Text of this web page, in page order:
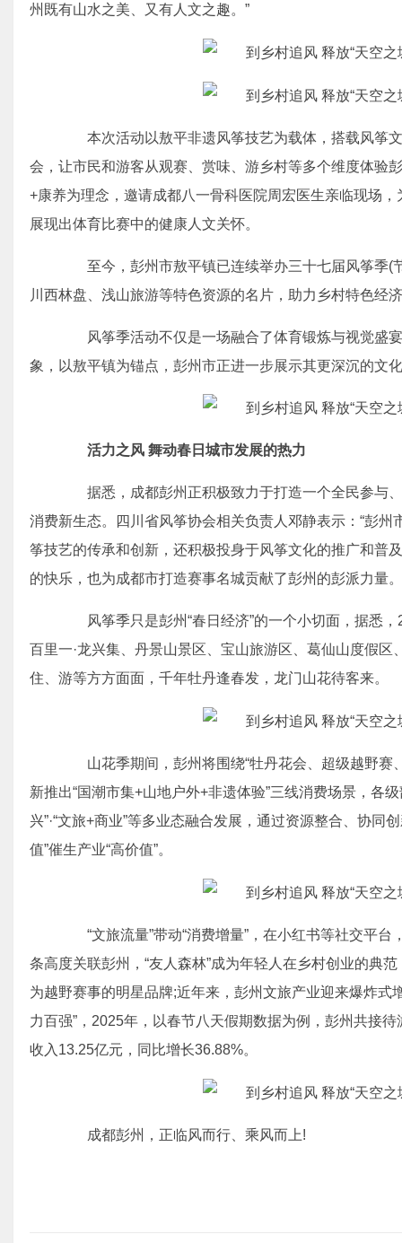
州既有山水之美、又有人文之趣。”
本次活动以敖平非遗风筝技艺为载体，搭载风筝
会，让市民和游客从观赛、赏味、游乡村等多个维度体验
+康养为理念，邀请成都八一骨科医院周宏医生亲临现场
展现出体育比赛中的健康人文关怀。
至今，彭州市敖平镇已连续举办三十七届风筝季(
川西林盘、浅山旅游等特色资源的名片，助力乡村特色经
风筝季活动不仅是一场融合了体育锻炼与视觉盛
象，以敖平镇为锚点，彭州市正进一步展示其更深沉的文
活力之风 舞动春日城市发展的热力
据悉，成都彭州正积极致力于打造一个全民参与
消费新生态。四川省风筝协会相关负责人邓静表示：“彭
筝技艺的传承和创新，还积极投身于风筝文化的推广和普
的快乐，也为成都市打造赛事名城贡献了彭州的彭派力量。
风筝季只是彭州“春日经济”的一个小切面，据悉，
百里一·龙兴集、丹景山景区、宝山旅游区、葛仙山度假
住、游等方方面面，千年牡丹逢春发，龙门山花待客来。
山花季期间，彭州将围绕“牡丹花会、超级越野赛
新推出“国潮市集+山地户外+非遗体验”三线消费场景，各
兴”·“文旅+商业”等多业态融合发展，通过资源整合、协同
值”催生产业“高价值”。
“文旅流量”带动“消费增量”，在小红书等社交平台
条高度关联彭州，“友人森林”成为年轻人在乡村创业的典
为越野赛事的明星品牌;近年来，彭州文旅产业迎来爆炸式
力百强”，2025年，以春节八天假期数据为例，彭州共接
收入13.25亿元，同比增长36.88%。
成都彭州，正临风而行、乘风而上!